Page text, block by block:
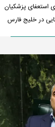
استعفای پزشکیان
در خلیج فارس